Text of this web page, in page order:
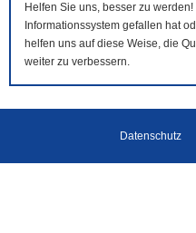
Helfen Sie uns, besser zu
Informationssystem gefallen hat
helfen uns auf diese Weise, die
weiter zu verbessern.
Datenschutz